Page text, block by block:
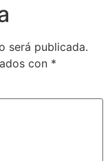
será publicada.
con *